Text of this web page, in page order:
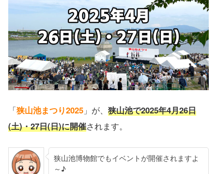
「狭山池まつり2025」が、 狭山池で2025年4月26日
(土)・27日(日)に開催されます。
狭山池博物館でもイベントが開催されますよ
～♪